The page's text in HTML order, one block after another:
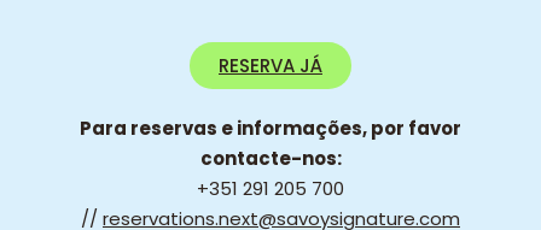
RESERVA JÁ
Para reservas e informações, por favor
contacte-nos:
+351 291 205 700
// reservations.next@savoysignature.com